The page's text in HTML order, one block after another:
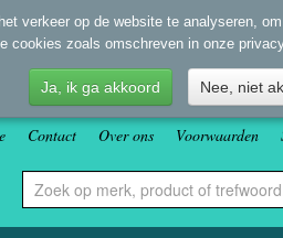
Contact Over ons Voorwaarden
verkeer op de website te analyseren,
cookies zoals omschreven in onze
Ja, ik ga akkoord Nee, niet